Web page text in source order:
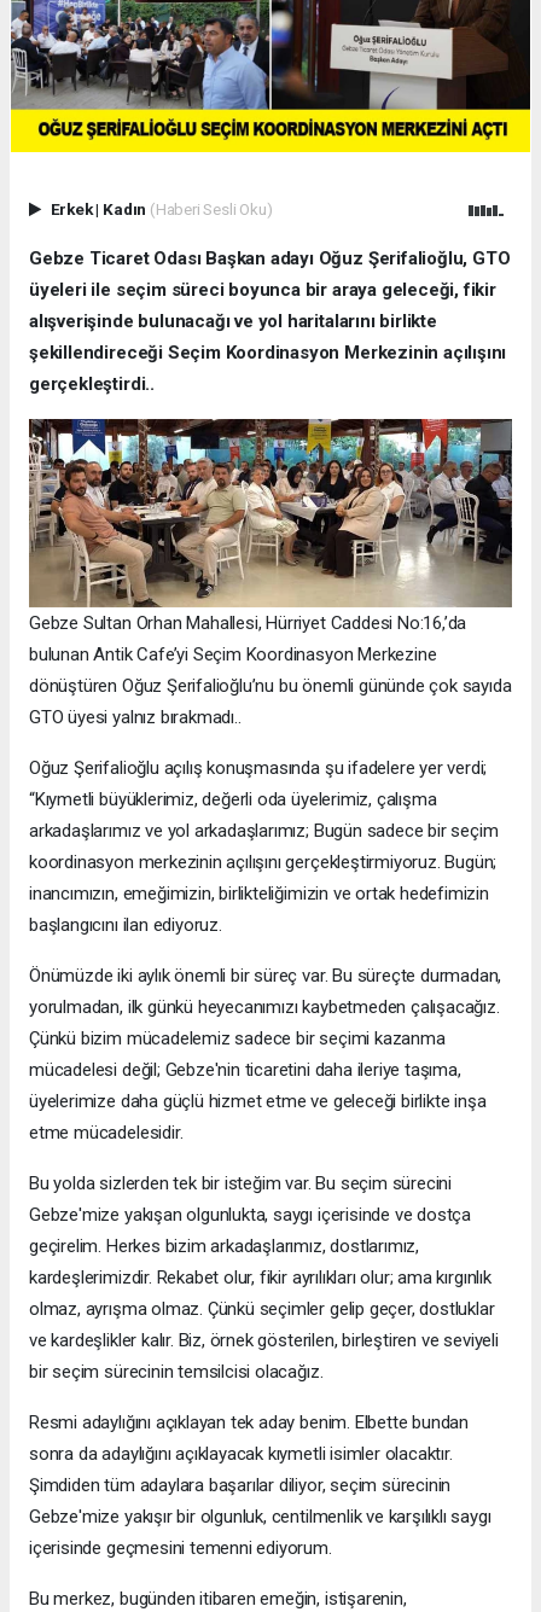
Erkek| Kadın (Haberi Sesli Oku)
Gebze Ticaret Odası Başkan adayı Oğuz Şerifalioğlu, GTO
üyeleri ile seçim süreci boyunca bir araya geleceği, fikir
alışverişinde bulunacağı ve yol haritalarını birlikte
şekillendireceği Seçim Koordinasyon Merkezinin açılışını
gerçekleştirdi..
Gebze Sultan Orhan Mahallesi, Hürriyet Caddesi No:16,’da
bulunan Antik Cafe’yi Seçim Koordinasyon Merkezine
dönüştüren Oğuz Şerifalioğlu’nu bu önemli gününde çok sayıda
GTO üyesi yalnız bırakmadı..
Oğuz Şerifalioğlu açılış konuşmasında şu ifadelere yer verdi;
“Kıymetli büyüklerimiz, değerli oda üyelerimiz, çalışma
arkadaşlarımız ve yol arkadaşlarımız; Bugün sadece bir seçim
koordinasyon merkezinin açılışını gerçekleştirmiyoruz. Bugün;
inancımızın, emeğimizin, birlikteliğimizin ve ortak hedefimizin
başlangıcını ilan ediyoruz.
Önümüzde iki aylık önemli bir süreç var. Bu süreçte durmadan,
yorulmadan, ilk günkü heyecanımızı kaybetmeden çalışacağız.
Çünkü bizim mücadelemiz sadece bir seçimi kazanma
mücadelesi değil; Gebze'nin ticaretini daha ileriye taşıma,
üyelerimize daha güçlü hizmet etme ve geleceği birlikte inşa
etme mücadelesidir.
Bu yolda sizlerden tek bir isteğim var. Bu seçim sürecini
Gebze'mize yakışan olgunlukta, saygı içerisinde ve dostça
geçirelim. Herkes bizim arkadaşlarımız, dostlarımız,
kardeşlerimizdir. Rekabet olur, fikir ayrılıkları olur; ama kırgınlık
olmaz, ayrışma olmaz. Çünkü seçimler gelip geçer, dostluklar
ve kardeşlikler kalır. Biz, örnek gösterilen, birleştiren ve seviyeli
bir seçim sürecinin temsilcisi olacağız.
Resmi adaylığını açıklayan tek aday benim. Elbette bundan
sonra da adaylığını açıklayacak kıymetli isimler olacaktır.
Şimdiden tüm adaylara başarılar diliyor, seçim sürecinin
Gebze'mize yakışır bir olgunluk, centilmenlik ve karşılıklı saygı
içerisinde geçmesini temenni ediyorum.
Bu merkez, bugünden itibaren emeğin, istişarenin,